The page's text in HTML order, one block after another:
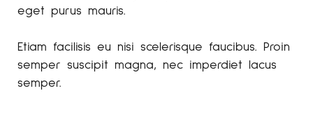
eget purus mauris.
Etiam facilisis eu nisi scelerisque faucibus. Proin
semper suscipit magna, nec imperdiet lacus
semper.